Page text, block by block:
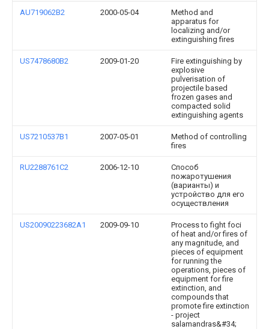
AU719062B2 2000-05-04
Method and
apparatus for
localizing and/or
extinguishing fires
US7478680B2 2009-01-20
Fire extinguishing by
explosive
pulverisation of
projectile based
frozen gases and
compacted solid
extinguishing agents
US7210537B1 2007-05-01
Method of controlling
fires
RU2288761C2 2006-12-10
Способ
пожаротушения
(варианты) и
устройство для его
осуществления
US20090223682A1 2009-09-10
Process to fight foci
of heat and/or fires of
any magnitude, and
pieces of equipment
for running the
operations, pieces of
equipment for fire
extinction, and
compounds that
promote fire extinction
- project
salamandras&#34;